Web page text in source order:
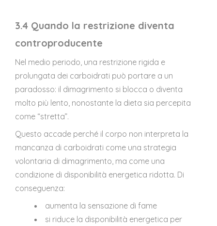
3.4 Quando la restrizione diventa
controproducente
Nel medio periodo, una restrizione rigida e
prolungata dei carboidrati può portare a un
paradosso: il dimagrimento si blocca o diventa
molto più lento, nonostante la dieta sia percepita
come “stretta”.
Questo accade perché il corpo non interpreta la
mancanza di carboidrati come una strategia
volontaria di dimagrimento, ma come una
condizione di disponibilità energetica ridotta. Di
conseguenza:
aumenta la sensazione di fame
si riduce la disponibilità energetica per